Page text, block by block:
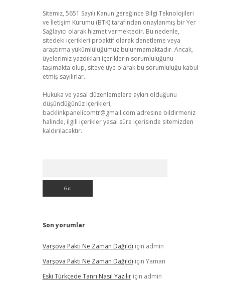
Sitemiz, 5651 Sayılı Kanun gereğince Bilgi Teknolojileri
ve İletişim Kurumu (BTK) tarafından onaylanmış bir Yer
Sağlayıcı olarak hizmet vermektedir. Bu nedenle,
sitedeki içerikleri proaktif olarak denetleme veya
araştırma yükümlülüğümüz bulunmamaktadır. Ancak,
üyelerimiz yazdıkları içeriklerin sorumluluğunu
taşımakta olup, siteye üye olarak bu sorumluluğu kabul
etmiş sayılırlar.
Hukuka ve yasal düzenlemelere aykırı olduğunu
düşündüğünüz içerikleri,
backlinkpanelicomtr@gmail.com adresine bildirmeniz
halinde, ilgili içerikler yasal süre içerisinde sitemizden
kaldırılacaktır.
Son yorumlar
Varşova Paktı Ne Zaman Dağıldı için admin
Varşova Paktı Ne Zaman Dağıldı için Yaman
Eski Türkçede Tanrı Nasıl Yazılıriçin admin